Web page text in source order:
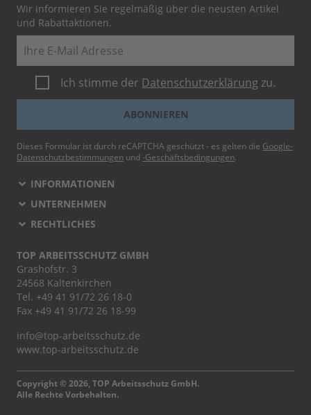
Wir informieren Sie regelmäßig über die neusten Artikel
und Rabattaktionen.
Ich stimme der Datenschutzerklärung zu.
ABONNIEREN
Dieses Formular ist durch reCAPTCHA geschützt - es gelten die Google-
Datenschutzbestimmungen und -Geschäftsbedingungen.
INFORMATIONEN
UNTERNEHMEN
RECHTLICHES
TOP ARBEITSSCHUTZ GMBH
Grashofstr. 3
24568 Kaltenkirchen
Tel. +49 41 91/72 26 18-0
Fax +49 41 91/72 26 18-99
info@top-arbeitsschutz.de
www.top-arbeitsschutz.de
Copyright © 2026, TOP Arbeitsschutz GmbH.
Alle Rechte Vorbehalten.